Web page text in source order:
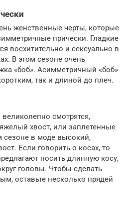
женственные черты, которые
прически. Гладкие
восхитительно и сексуально в
В этом сезоне очень
«боб». Асимметричный «боб»
так и длиной до плеч.
смотрятся,
хвост, или заплетенные
сезоне в моде высокий,
Если говорить о косах, то
носить длинную косу,
головы. Чтобы сделать
оставьте несколько прядей